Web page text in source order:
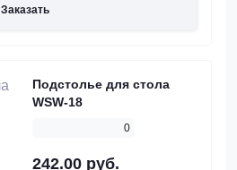
Заказать
Подстолье для стола
WSW-18
0
242.00 руб.